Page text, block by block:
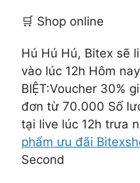
🛒 Shop online
Hú Hú Hú, Bitex sẽ
vào lúc 12h Hôm
BIỆT:Voucher 30%
đơn từ 70.000 Số
tại live lúc 12h trưa
phẩm ưu đãi
Second